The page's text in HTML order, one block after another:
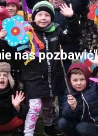
nas pozbawić"